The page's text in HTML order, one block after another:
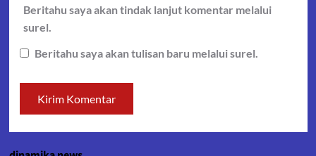
Beritahu saya akan tindak lanjut komentar melalui
surel.
Beritahu saya akan tulisan baru melalui surel.